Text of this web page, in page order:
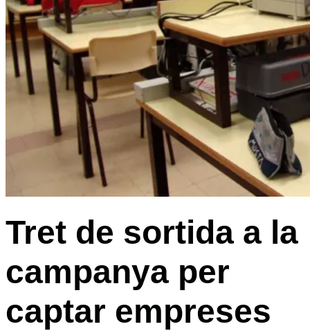
Tret de sortida a la
campanya per
captar empreses